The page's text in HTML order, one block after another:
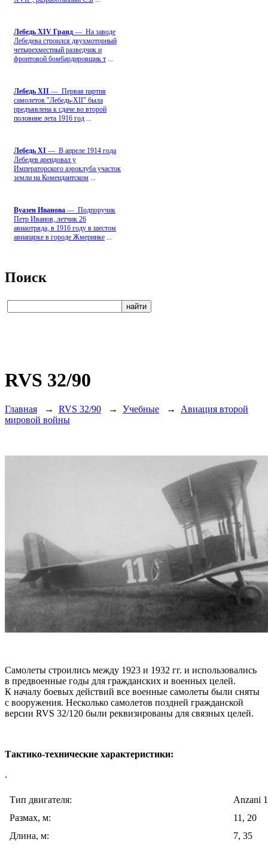
Лебедь ХIV Гранд — На заводе
Лебедева строился двухмоторный
четырехместный разведчик и
фронтовой бомбардировщик т
Лебедь ХII — Первая партия
самолетов "Лебедь-ХII" была
предъявлена к сдаче во второй
половине лета 1916 год
Лебедь ХI — В апреле 1914 года
Лебедев арендовал у
Императорского аэроклуба участок
земли на Комендантском
Вуазен Иванова — Подпоручик
Петр Иванов, летчик 26
авиаотряда, в 1916 году в шестом
авиапарке в городе Жмеринке
Поиск
RVS 32/90
Главная → RVS 32/90 → Учебные → Авиация второй
мировой войны
Самолеты строились между 1923 и 1932 гг. и использовались
в предвоенные годы для гражданских и военных целей.
К началу боевых действий все военные самолеты были сняты
с вооружения. Несколько самолетов поздней гражданской
версии RVS 32/120 были реквизированы для связных целей.
Тактико-технические характеристики:
.
Тип двигателя:
Anzani
Размах, м:
11, 20
Длина, м:
7, 35